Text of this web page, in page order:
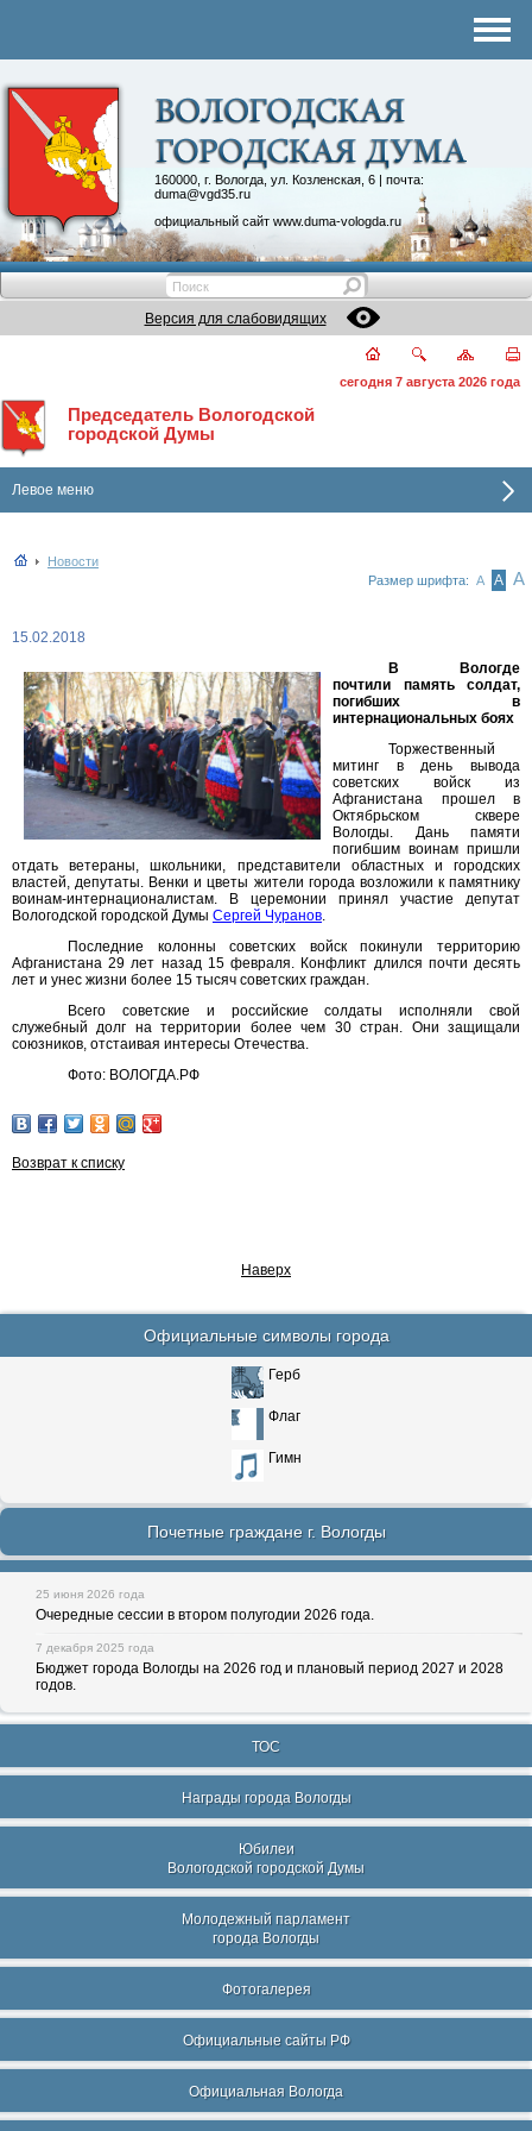
160000, г. Вологда, ул. Козленская, 6 | почта:
duma@vgd35.ru
официальный сайт www.duma-vologda.ru
Контакты
Депутатские объединения
Версия для слабовидящих
сегодня 7 августа 2026 года
Председатель Вологодской
городской Думы
Левое меню
Новости
Размер шрифта: А А А
15.02.2018
В Вологде
почтили память солдат,
погибших в
интернациональных боях
Торжественный
митинг в день вывода
советских войск из
Афганистана прошел в
Октябрьском сквере
Вологды. Дань памяти
погибшим воинам пришли
отдать ветераны, школьники, представители областных и городских
властей, депутаты. Венки и цветы жители города возложили к памятнику
воинам-интернационалистам. В церемонии принял участие депутат
Вологодской городской Думы Сергей Чуранов.
Последние колонны советских войск покинули территорию
Афганистана 29 лет назад 15 февраля. Конфликт длился почти десять
лет и унес жизни более 15 тысяч советских граждан.
Всего советские и российские солдаты исполняли свой
служебный долг на территории более чем 30 стран. Они защищали
союзников, отстаивая интересы Отечества.
Фото: ВОЛОГДА.РФ
Возврат к списку
Наверх
Официальные символы города
Герб
Флаг
Гимн
Почетные граждане г. Вологды
25 июня 2026 года
Очередные сессии в втором полугодии 2026 года.
7 декабря 2025 года
Бюджет города Вологды на 2026 год и плановый период 2027 и 2028
годов.
ТОС
Награды города Вологды
Юбилеи
Вологодской городской Думы
Молодежный парламент
города Вологды
Фотогалерея
Официальные сайты РФ
Официальная Вологда